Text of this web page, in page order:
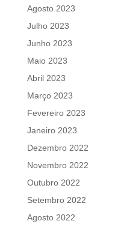
Agosto 2023
Julho 2023
Junho 2023
Maio 2023
Abril 2023
Março 2023
Fevereiro 2023
Janeiro 2023
Dezembro 2022
Novembro 2022
Outubro 2022
Setembro 2022
Agosto 2022